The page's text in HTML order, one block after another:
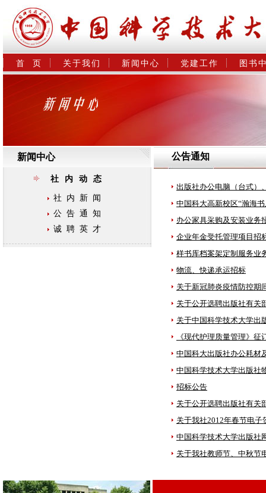
首  页 关于我们 新闻中心 党建工作 图书
新闻中心
社内动态
社内新闻
公告通知
诚聘英才
公告通知
出版社办公电脑（台式）
中国科大高新校区“瀚海
办公家具采购及安装业务
企业年金受托管理项目招
样书库档案架定制服务业
物流、快递承运招标
关于新冠肺炎疫情防控期
关于公开选聘出版社有关
关于中国科学技术大学出
《现代护理质量管理》征
中国科大出版社办公耗材
中国科学技术大学出版社
招标公告
关于公开选聘出版社有关
关于我社2012年春节
中国科学技术大学出版社
关于我社教师节、中秋节